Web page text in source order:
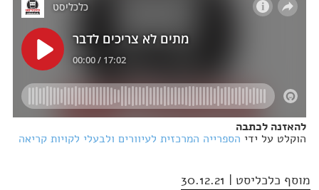
להאזנה לכתבה
הוקלט על ידי הספרייה המרכזית לעיוורים ולבעלי לקויות קריאה
מוסף כלכליסט | 30.12.21